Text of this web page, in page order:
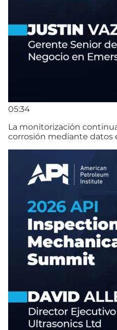
05:34
La monitorización
corrosión mediante datos